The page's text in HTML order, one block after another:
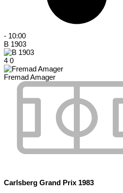
- 10:00
B 1903
4 0
Fremad Amager
Carlsberg Grand Prix 1983